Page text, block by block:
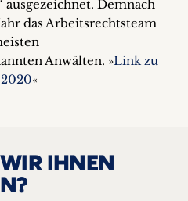
Demnach
das Arbeitsrechtsteam
Anwälten. »Link zu
«
IHNEN